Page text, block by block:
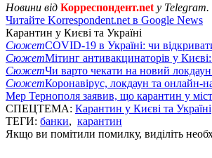
Новини від Корреспондент.net у
Читайте Korrespondent.net в Google News
Карантин у Києві та Україні
СюжетCOVID-19 в Україні: чи
СюжетМітинг антивакцинаторів у
СюжетЧи варто чекати на новий локдаун
СюжетКоронавірус, локдаун та онлайн-
Мер Тернополя заявив, що карантин у
СПЕЦТЕМА: Карантин у Києві та Україні
ТЕГИ: банки, карантин
Якщо ви помітили помилку, виділіть